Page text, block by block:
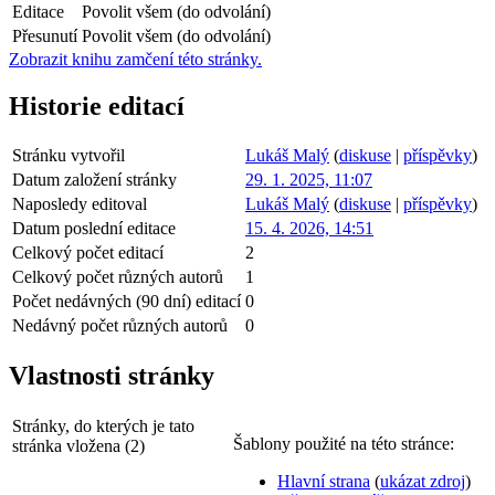
Editace
Povolit všem (do odvolání)
Přesunutí Povolit všem (do odvolání)
Zobrazit knihu zamčení této stránky.
Historie editací
Stránku vytvořil Lukáš Malý (diskuse | příspěvky)
Datum založení stránky
29. 1. 2025, 11:07
Naposledy editoval
Lukáš Malý (diskuse | příspěvky)
Datum poslední editace
15. 4. 2026, 14:51
Celkový počet editací
2
Celkový počet různých autorů
1
Počet nedávných (90 dní) editací 0
Nedávný počet různých autorů
0
Vlastnosti stránky
Stránky, do kterých je tato
stránka vložena (2)
Šablony použité na této stránce:
Hlavní strana (ukázat zdroj)